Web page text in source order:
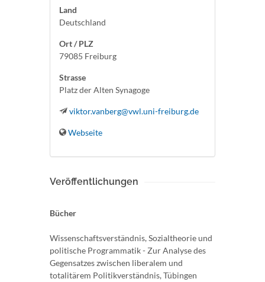
Land
Deutschland
Ort / PLZ
79085 Freiburg
Strasse
Platz der Alten Synagoge
viktor.vanberg@vwl.uni-freiburg.de
Webseite
Veröffentlichungen
Bücher
Wissenschaftsverständnis, Sozialtheorie und
politische Programmatik - Zur Analyse des
Gegensatzes zwischen liberalem und
totalitärem Politikverständnis, Tübingen